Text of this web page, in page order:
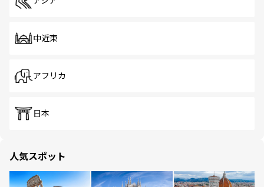
中近東
アフリカ
日本
人気スポット